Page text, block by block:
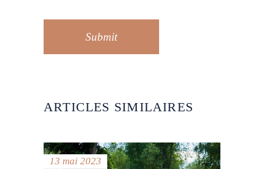
Submit
ARTICLES SIMILAIRES
13 mai 2023